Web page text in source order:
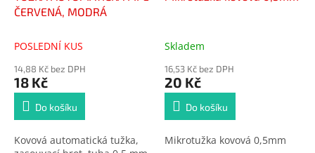
ČERVENÁ, MODRÁ
POSLEDNÍ KUS
14,88 Kč bez DPH
18 Kč
Do košíku
Kovová automatická tužka,
Skladem
16,53 Kč bez DPH
20 Kč
Do košíku
Mikrotužka kovová 0,5mm